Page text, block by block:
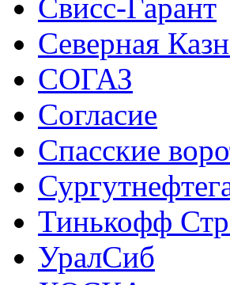
Свисс-Гарант
Северная
СОГАЗ
Согласие
Спасские
Тинькофф
УралСиб